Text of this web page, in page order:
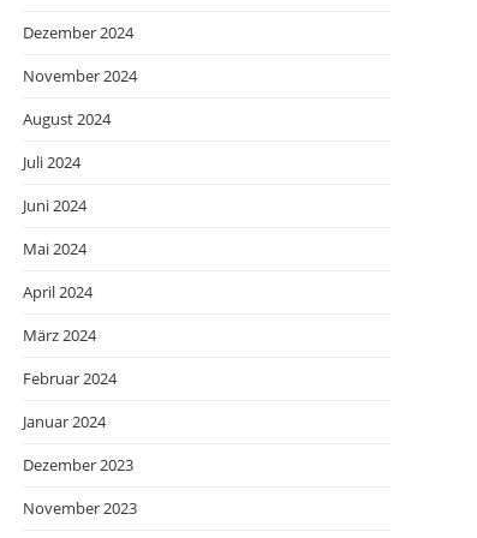
Dezember 2024
November 2024
August 2024
Juli 2024
Juni 2024
Mai 2024
April 2024
März 2024
Februar 2024
Januar 2024
Dezember 2023
November 2023